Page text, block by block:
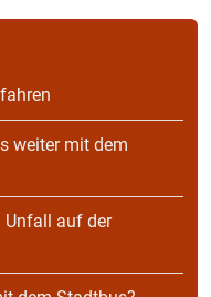
weiter mit dem
Unfall auf der